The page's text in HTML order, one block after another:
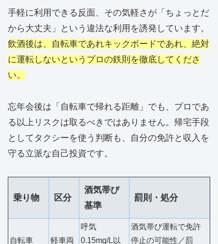
手軽に利用できる反面、その気軽さが「ちょっとだ
から大丈夫」という違法な利用を誘発しています。
飲酒後は、自転車であれキックボードであれ、絶対
に運転しないというプロの鉄則を徹底してくださ
い。
忘年会後は「自転車で帰れる距離」でも、プロであ
る以上リスクは取るべきではありません。帰宅手段
としてタクシーを使う判断も、自分の免許と収入を
守る立派な自己投資です。
乗り物 区分
酒気帯び
基準
罰則・処分
自転車 軽車両
呼気
0.15mg/L以
酒気帯び運転で免許
停止の可能性／罰